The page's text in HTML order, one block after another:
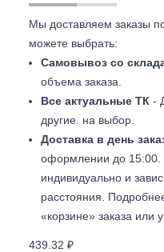
Мы доставляем заказы
можете выбрать:
Самовывоз со
объема заказа.
Все актуальные ТК -
другие. на выбор.
Доставка в день
оформлении до 15:00.
индивидуально и
расстояния.
«корзине» заказа или
439.32 ₽